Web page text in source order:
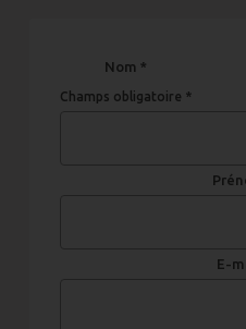
Nom *
Champs obligatoire *
E-